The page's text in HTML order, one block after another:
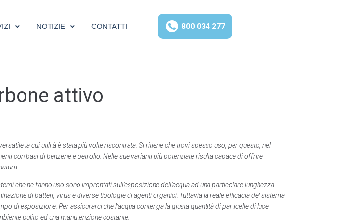
NOTIZIE CONTATTI 800 034 277
attivo
la cui utilità è stata più volte riscontrata. Si ritiene che trovi spesso uso, per questo, nel
con basi di benzene e petrolio. Nelle sue varianti più potenziate risulta capace di offrire
che ne fanno uso sono improntati sull’esposizione dell’acqua ad una particolare lunghezza
di batteri, virus e diverse tipologie di agenti organici. Tuttavia la reale efficacia del sistema
di esposizione. Per assicurarci che l’acqua contenga la giusta quantità di particelle di luce
pulito ed una manutenzione costante.